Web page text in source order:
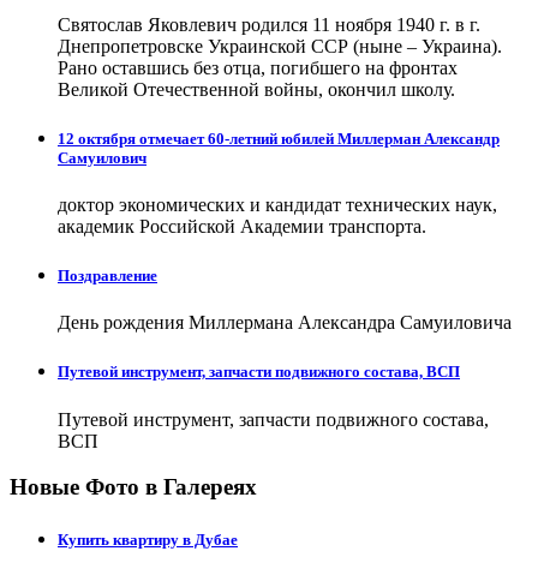
Святослав Яковлевич родился 11 ноября 1940 г. в г.
Днепропетровске Украинской ССР (ныне – Украина).
Рано оставшись без отца, погибшего на фронтах
Великой Отечественной войны, окончил школу.
12 октября отмечает 60-летний юбилей Миллерман Александр
Самуилович
доктор экономических и кандидат технических наук,
академик Российской Академии транспорта.
Поздравление
День рождения Миллермана Александра Самуиловича
Путевой инструмент, запчасти подвижного состава, ВСП
Путевой инструмент, запчасти подвижного состава,
ВСП
Новые Фото в Галереях
Купить квартиру в Дубае